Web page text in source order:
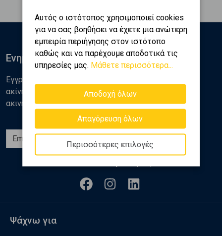
Αυτός ο ιστότοπος χρησιμοποιεί cookies
για να σας βοηθήσει να έχετε μια ανώτερη
εμπειρία περιήγησης στον ιστότοπο
καθώς και να παρέχουμε αποδοτικά τις
υπηρεσίες μας. Μάθετε περισσότερα...
Αποδοχή όλων
Απαγόρευση όλων
Περισσότερες επιλογές
Ενημερωθείτε
Εγγραφείτε στο newsletter της Golden Home για νέα
ακίνητα, αναλύσεις και διάφορα θέματα της αγοράς
ακινήτων
Ψάχνω για